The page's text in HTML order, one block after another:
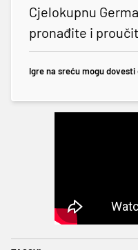
Cjelokupnu
pronađite i
Igre na sreću mogu